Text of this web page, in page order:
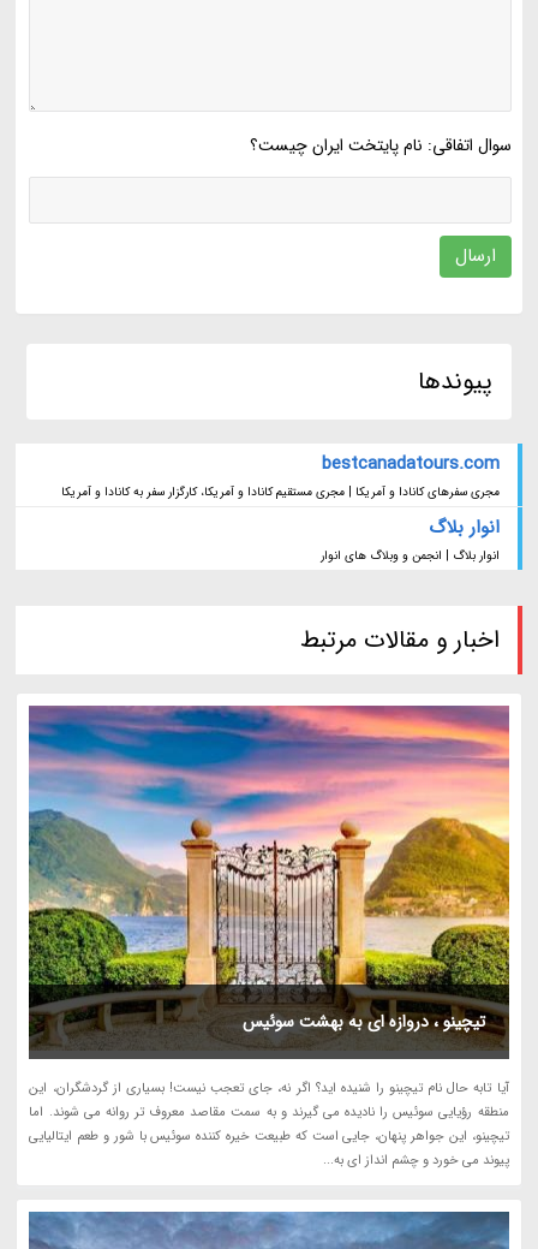
سوال اتفاقی: نام پایتخت ایران چیست؟
ارسال
پیوندها
bestcanadatours.com
مجری سفرهای کانادا و آمریکا | مجری مستقیم کانادا و آمریکا، کارگزار سفر به کانادا و آمریکا
انوار بلاگ
انوار بلاگ | انجمن و وبلاگ های انوار
اخبار و مقالات مرتبط
تیچینو ، دروازه ای به بهشت سوئیس
آیا تابه حال نام تیچینو را شنیده اید؟ اگر نه، جای تعجب نیست! بسیاری از گردشگران، این
منطقه رؤیایی سوئیس را نادیده می گیرند و به سمت مقاصد معروف تر روانه می شوند. اما
تیچینو، این جواهر پنهان، جایی است که طبیعت خیره کننده سوئیس با شور و طعم ایتالیایی
پیوند می خورد و چشم انداز ای به...